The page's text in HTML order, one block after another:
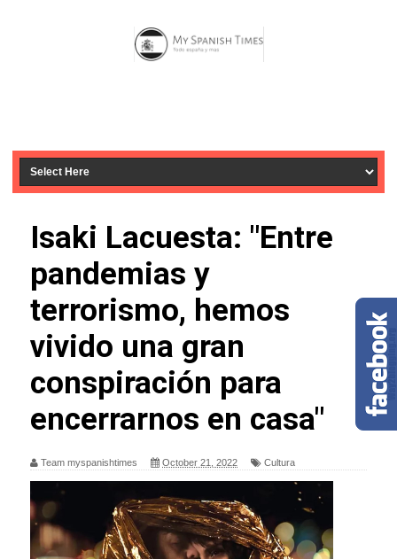
Isaki Lacuesta: "Entre
pandemias y
terrorismo, hemos
vivido una gran
conspiración para
encerrarnos en casa"
Team myspanishtimes October 21, 2022 Cultura